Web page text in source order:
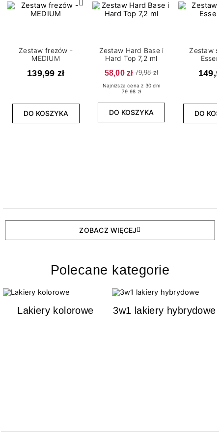
Zestaw frezów -
MEDIUM
139,99 zł
DO KOSZYKA
Zestaw Hard Base i
Hard Top 7,2 ml
58,00 zł 79,98 zł
Najniższa cena z 30 dni
79.98 zł
DO KOSZYKA
Zestaw
DO
ZOBACZ WIĘCEJ
Polecane kategorie
Lakiery kolorowe 3w1 lakiery hybrydowe